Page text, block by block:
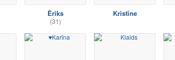
Ēriks
(31)
Kristīne